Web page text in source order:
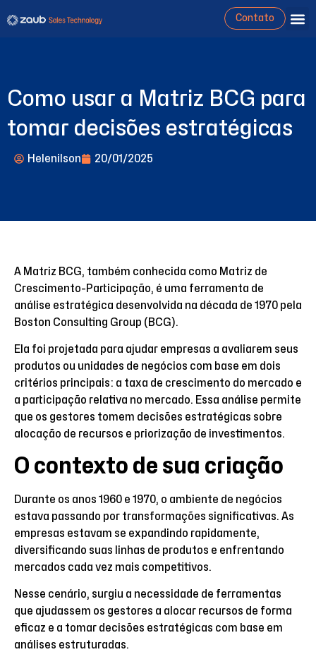
Contato
Como usar a Matriz BCG para
tomar decisões estratégicas
Helenilson 20/01/2025
A Matriz BCG, também conhecida como Matriz de
Crescimento-Participação, é uma ferramenta de
análise estratégica desenvolvida na década de 1970 pela
Boston Consulting Group (BCG).
Ela foi projetada para ajudar empresas a avaliarem seus
produtos ou unidades de negócios com base em dois
critérios principais: a taxa de crescimento do mercado e
a participação relativa no mercado. Essa análise permite
que os gestores tomem decisões estratégicas sobre
alocação de recursos e priorização de investimentos.
O contexto de sua criação
Durante os anos 1960 e 1970, o ambiente de negócios
estava passando por transformações significativas. As
empresas estavam se expandindo rapidamente,
diversificando suas linhas de produtos e enfrentando
mercados cada vez mais competitivos.
Nesse cenário, surgiu a necessidade de ferramentas
que ajudassem os gestores a alocar recursos de forma
eficaz e a tomar decisões estratégicas com base em
análises estruturadas.